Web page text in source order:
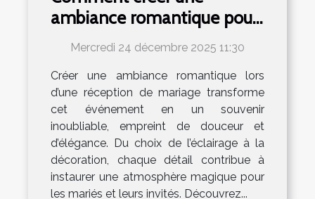
ambiance romantique pour
votre réception de mariage
Mercredi 24 décembre 2025 11:30
Créer une ambiance romantique lors
d’une réception de mariage transforme
cet événement en un souvenir
inoubliable, empreint de douceur et
d’élégance. Du choix de l’éclairage à la
décoration, chaque détail contribue à
instaurer une atmosphère magique pour
les mariés et leurs invités. Découvrez...